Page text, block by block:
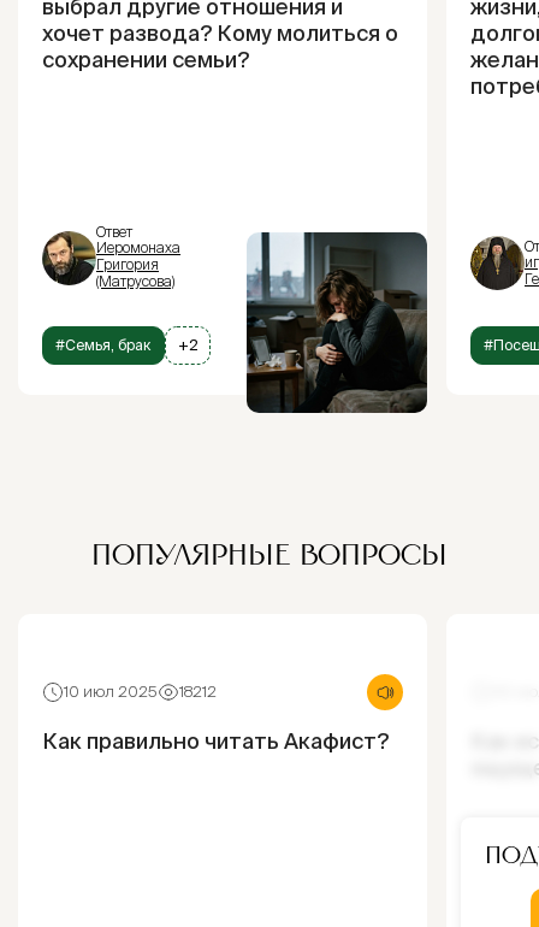
выбрал другие отношения и
хочет развода? Кому молиться о
сохранении семьи?
Ответ
Иеромонаха
Григория
(Матрусова)
#Семья, брак +2
ПОПУЛЯРНЫЕ ВОПРОСЫ
10 июл 2025 18212
Как правильно читать Акафист?
Как